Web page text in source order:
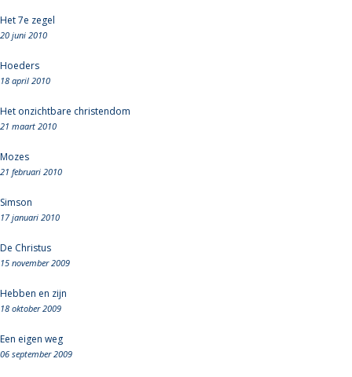
Het 7e zegel
20 juni 2010
Hoeders
18 april 2010
Het onzichtbare christendom
21 maart 2010
Mozes
21 februari 2010
Simson
17 januari 2010
De Christus
15 november 2009
Hebben en zijn
18 oktober 2009
Een eigen weg
06 september 2009